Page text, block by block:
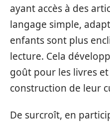
ayant accès à des
langage simple,
enfants sont plus
lecture. Cela
goût pour les livres et
construction de leur
De surcroît, en